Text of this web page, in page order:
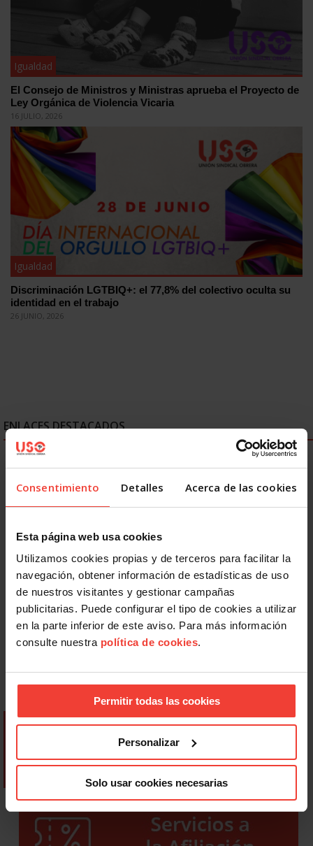
Consentimiento Detalles Acerca de las cookies
Esta página web usa cookies
Utilizamos cookies propias y de terceros para facilitar la
navegación, obtener información de estadísticas de uso
de nuestros visitantes y gestionar campañas
publicitarias. Puede configurar el tipo de cookies a utilizar
en la parte inferior de este aviso. Para más información
consulte nuestra política de cookies.
Permitir todas las cookies
Personalizar
Solo usar cookies necesarias
Igualdad
El Consejo de Ministros y Ministras aprueba el Proyecto de
Ley Orgánica de Violencia Vicaria
16 JULIO, 2026
Igualdad
Discriminación LGTBIQ+: el 77,8% del colectivo oculta su
identidad en el trabajo
26 JUNIO, 2026
ENLACES DESTACADOS